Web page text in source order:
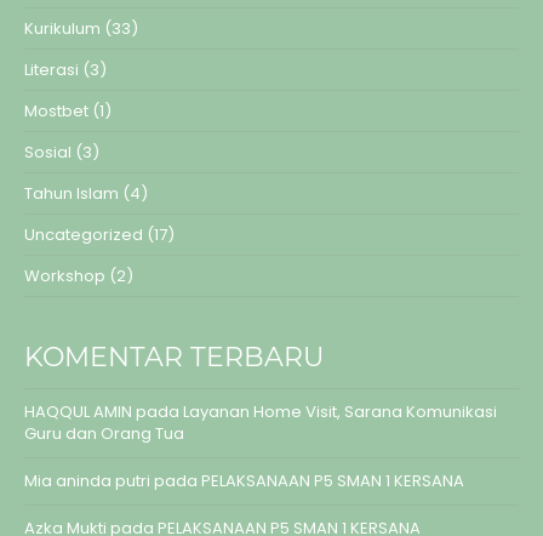
Kurikulum (33)
Literasi (3)
Mostbet (1)
Sosial (3)
Tahun Islam (4)
Uncategorized (17)
Workshop (2)
KOMENTAR TERBARU
HAQQUL AMIN pada Layanan Home Visit, Sarana Komunikasi
Guru dan Orang Tua
Mia aninda putri pada PELAKSANAAN P5 SMAN 1 KERSANA
Azka Mukti pada PELAKSANAAN P5 SMAN 1 KERSANA